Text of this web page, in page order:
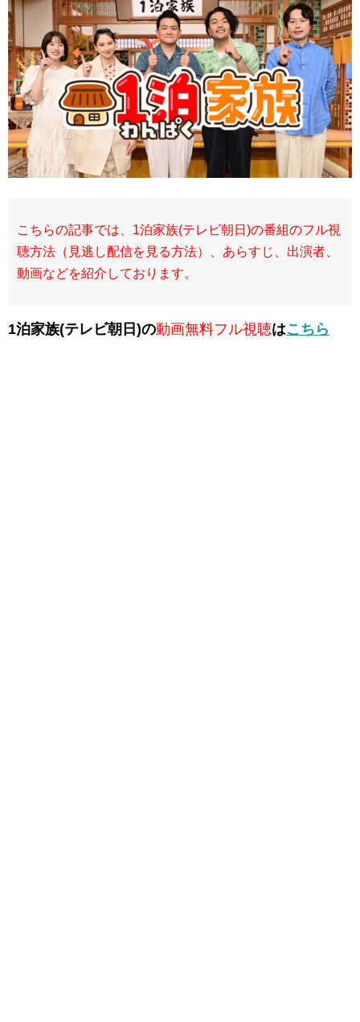
こちらの記事では、1泊家族(テレビ朝日)の番組のフル視
聴方法（見逃し配信を見る方法）、あらすじ、出演者、
動画などを紹介しております。
1泊家族(テレビ朝日)の動画無料フル視聴はこちら